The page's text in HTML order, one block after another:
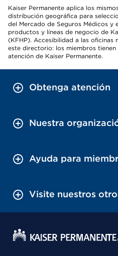
Kaiser Permanente aplica los
distribución geográfica para
del Mercado de Seguros Médicos y
productos y líneas de negocio de
(KFHP). Accesibilidad a las oficinas
este directorio: los miembros
atención de Kaiser Permanente.
Obtenga atención
Nuestra
Ayuda para
Visite nuestros